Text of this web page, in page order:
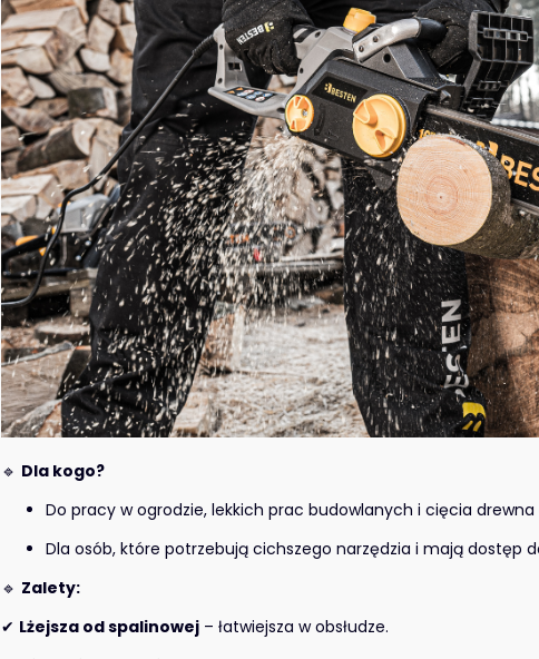
🔹 Dla kogo?
Do pracy w ogrodzie, lekkich prac budowlanych i cięcia drewna
Dla osób, które potrzebują cichszego narzędzia i mają dostęp
🔹 Zalety:
✔ Lżejsza od spalinowej – łatwiejsza w obsłudze.